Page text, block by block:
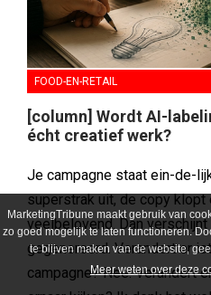
MarketingTribune maakt gebruik van
zo goed mogelijk te laten functioneren.
te blijven maken van de website,
Meer weten over deze
FOOD-EN-RETAIL
[column] Wordt AI-
écht creatief werk?
Je campagne staat ein-de-
superstrak uit, de copy klopt
veelbelovend. Dan
gegenereerd. Verandert er
campagne? Nee. Verandert